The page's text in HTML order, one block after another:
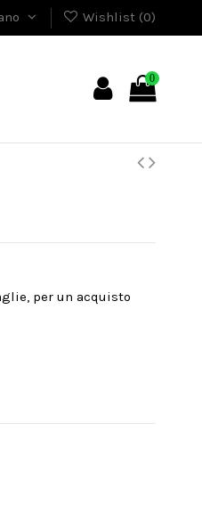
Wishlist (0)
0
per un acquisto